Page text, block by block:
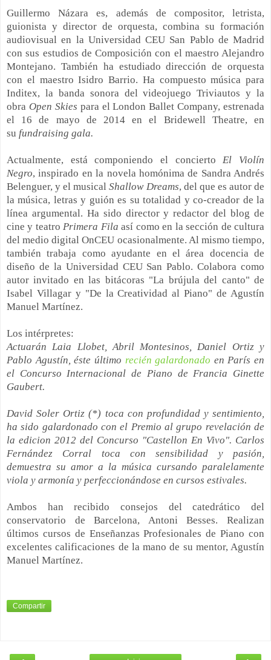
Guillermo Názara es, además de compositor, letrista,
guionista y director de orquesta, combina su formación
audiovisual en la Universidad CEU San Pablo de Madrid
con sus estudios de Composición con el maestro Alejandro
Montejano. También ha estudiado dirección de orquesta
con el maestro Isidro Barrio. Ha compuesto música para
Inditex, la banda sonora del videojuego Triviautos y la
obra Open Skies para el London Ballet Company, estrenada
el 16 de mayo de 2014 en el Bridewell Theatre, en
su fundraising gala.
Actualmente, está componiendo el concierto El Violín
Negro, inspirado en la novela homónima de Sandra Andrés
Belenguer, y el musicalShallow Dreams, del que es autor de
la música, letras y guión es su totalidad y co-creador de la
línea argumental. Ha sido director y redactor del blog de
cine y teatro Primera Fila así como en la sección de cultura
del medio digital OnCEU ocasionalmente. Al mismo tiempo,
también trabaja como ayudante en el área docencia de
diseño de la Universidad CEU San Pablo. Colabora como
autor invitado en las bitácoras "La brújula del canto" de
Isabel Villagar y "De la Creatividad al Piano" de Agustín
Manuel Martínez.
Los intérpretes:
Actuarán Laia Llobet, Abril Montesinos, Daniel Ortiz y
Pablo Agustín, éste último recién galardonado en París en
el Concurso Internacional de Piano de Francia Ginette
Gaubert.
David Soler Ortiz (*) toca con profundidad y sentimiento,
ha sido galardonado con el Premio al grupo revelación de
la edicion 2012 del Concurso "Castellon En Vivo". Carlos
Fernández Corral toca con sensibilidad y pasión,
demuestra su amor a la música cursando paralelamente
viola y armonía y perfeccionándose en cursos estivales.
Ambos han recibido consejos del catedrático del
conservatorio de Barcelona, Antoni Besses. Realizan
últimos cursos de Enseñanzas Profesionales de Piano con
excelentes calificaciones de la mano de su mentor, Agustín
Manuel Martínez.
Compartir